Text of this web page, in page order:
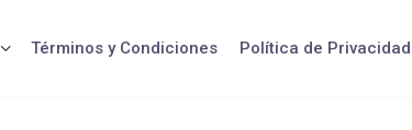
Términos y Condiciones Política de Privacidad